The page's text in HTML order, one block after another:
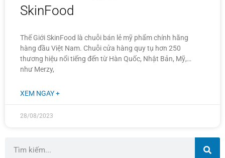
SkinFood
Thế Giới SkinFood là chuỗi bán lẻ mỹ phẩm chính hãng
hàng đầu Việt Nam. Chuỗi cửa hàng quy tụ hơn 250
thương hiệu nổi tiếng đến từ Hàn Quốc, Nhật Bản, Mỹ,…
như Merzy,
XEM NGAY +
28/08/2023